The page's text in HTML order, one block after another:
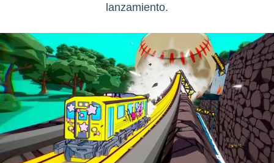
lanzamiento.